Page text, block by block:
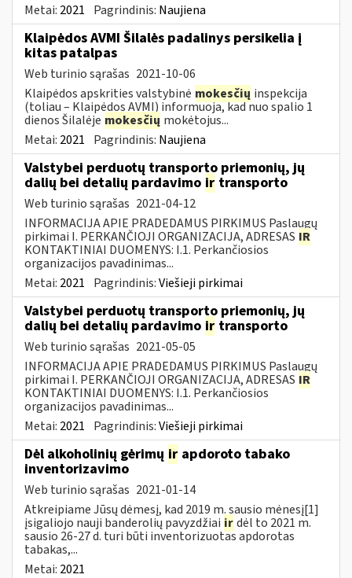
Metai: 2021 Pagrindinis: Naujiena
Klaipėdos AVMI Šilalės padalinys persikelia į
kitas patalpas
Web turinio sąrašas 2021-10-06
Klaipėdos apskrities valstybinė mokesčių inspekcija
(toliau – Klaipėdos AVMI) informuoja, kad nuo spalio 1
dienos Šilalėje mokesčių mokėtojus...
Metai: 2021 Pagrindinis: Naujiena
Valstybei perduotų transporto priemonių, jų
dalių bei detalių pardavimo ir transporto
Web turinio sąrašas 2021-04-12
INFORMACIJA APIE PRADEDAMUS PIRKIMUS Paslaugų
pirkimai I. PERKANČIOJI ORGANIZACIJA, ADRESAS IR
KONTAKTINIAI DUOMENYS: I.1. Perkančiosios
organizacijos pavadinimas...
Metai: 2021 Pagrindinis:Viešieji pirkimai
Valstybei perduotų transporto priemonių, jų
dalių bei detalių pardavimo ir transporto
Web turinio sąrašas 2021-05-05
INFORMACIJA APIE PRADEDAMUS PIRKIMUS Paslaugų
pirkimai I. PERKANČIOJI ORGANIZACIJA, ADRESAS IR
KONTAKTINIAI DUOMENYS: I.1. Perkančiosios
organizacijos pavadinimas...
Metai: 2021 Pagrindinis:Viešieji pirkimai
Dėl alkoholinių gėrimų ir apdoroto tabako
inventorizavimo
Web turinio sąrašas 2021-01-14
Atkreipiame Jūsų dėmesį, kad 2019 m. sausio mėnesį[1]
įsigaliojo nauji banderolių pavyzdžiai irdėl to 2021 m.
sausio 26-27 d. turi būti inventorizuotas apdorotas
tabakas,...
Metai: 2021